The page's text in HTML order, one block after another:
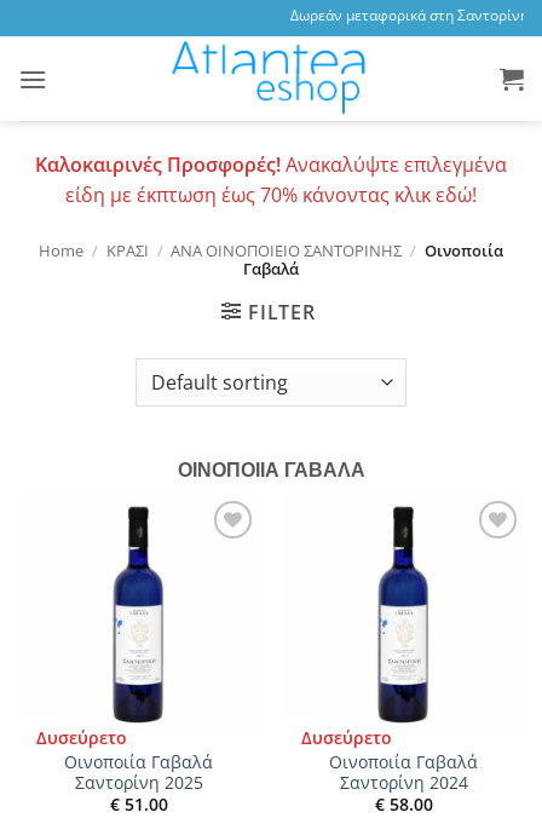
to
content
Δωρεάν μεταφορικά στη Σαντορίνη,
Καλοκαιρινές Προσφορές!Ανακαλύψτε επιλεγμένα
είδη με έκπτωση έως 70% κάνοντας κλικ εδώ!
Home / ΚΡΑΣΙ / ΑΝΑ ΟΙΝΟΠΟΙΕΙΟ ΣΑΝΤΟΡΙΝΗΣ / Οινοποιία
Γαβαλά
FILTER
ΟΙΝΟΠΟΙΙΑ ΓΑΒΑΛΑ
Δυσεύρετο
Οινοποιία Γαβαλά
Σαντορίνη 2025
€51.00
Δυσεύρετο
Οινοποιία Γαβαλά
Σαντορίνη 2024
€58.00